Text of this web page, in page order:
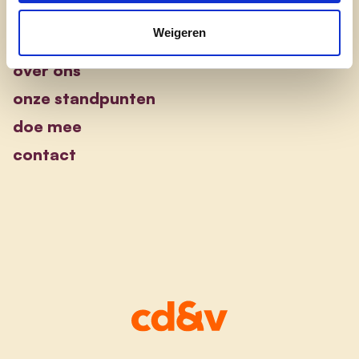
Weigeren
over ons
onze standpunten
doe mee
contact